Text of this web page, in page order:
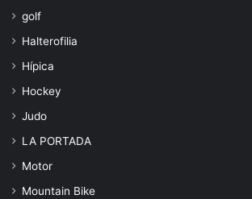
golf
Halterofilia
Hípica
Hockey
Judo
LA PORTADA
Motor
Mountain Bike